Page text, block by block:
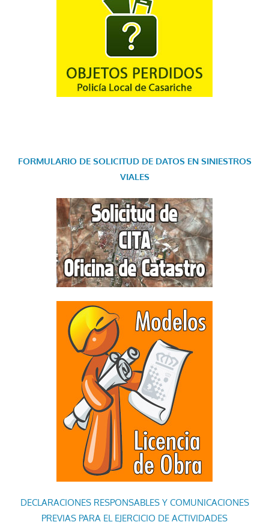
FORMULARIO DE SOLICITUD DE DATOS EN SINIESTROS
VIALES
DECLARACIONES RESPONSABLES Y COMUNICACIONES
PREVIAS PARA EL EJERCICIO DE ACTIVIDADES